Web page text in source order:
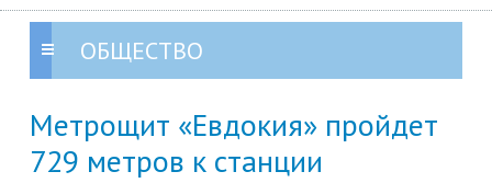
ОБЩЕСТВО
Метрощит «Евдокия» пройдет
729 метров к станции